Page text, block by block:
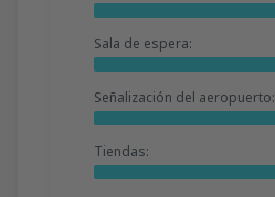
Sala de espera:
Señalización del aeropuerto:
Tiendas: